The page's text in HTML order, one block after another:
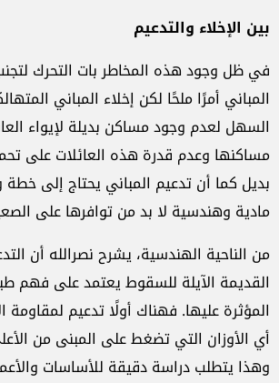
بين الإخلاء والتدعيم
في ظل وجود هذه المخاطر بات التحرك
المباني أمرًا ملحًا لكن إخلاء المباني
السهل لعدم وجود مساكن بديلة لإيواء
مساكنها وعدم قدرة هذه العائلات على
بديل كما أن تدعيم المباني يحتاج إلى
مادية وهندسية لا بد من توافرها على
من الناحية الهندسية، يشرح نصرالله أن
القديمة الآيلة للسقوط يعتمد على فهم
المؤثرة عليها. فهناك أولًا تدعيم لمقاومة
أي الأوزان التي تضغط على المبنى من
وهذا يتطلب دراسة دقيقة للأساسات